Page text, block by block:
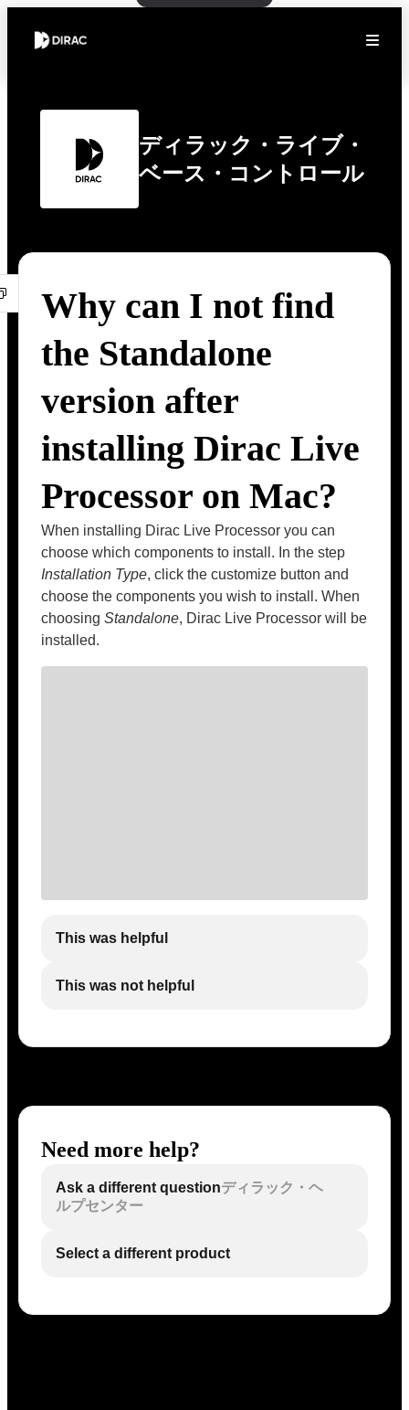
ディラック・ライブ・
ベース・コントロール
Why can I not find
the Standalone
version after
installing Dirac Live
Processor on Mac?
When installing Dirac Live Processor you can
choose which components to install. In the step
Installation Type, click the customize button and
choose the components you wish to install. When
choosing Standalone, Dirac Live Processor will be
installed.
This was helpful
This was not helpful
Need more help?
Ask a different questionディラック・ヘ
ルプセンター
Select a different product